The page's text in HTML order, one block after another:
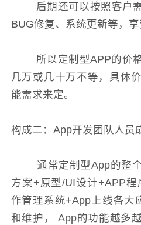
后期还可以按照客户需
BUG修复、系统更新等，享
所以定制型APP的价格
几万或几十万不等，具体
能需求来定。
构成二：App开发团队人员
通常定制型App的整个
方案+原型/UI设计+APP
作管理系统+App上线各大
和维护， App的功能越多